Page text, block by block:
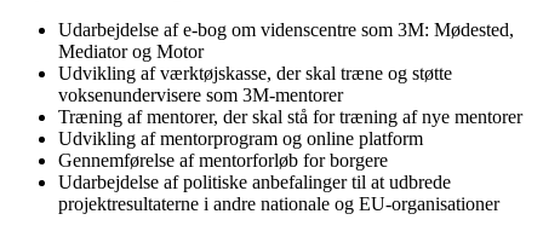
Udarbejdelse af e-bog om videnscentre som 3M: Mødested,
Mediator og Motor
Udvikling af værktøjskasse, der skal træne og støtte
voksenundervisere som 3M-mentorer
Træning af mentorer, der skal stå for træning af nye mentorer
Udvikling af mentorprogram og online platform
Gennemførelse af mentorforløb for borgere
Udarbejdelse af politiske anbefalinger til at udbrede
projektresultaterne i andre nationale og EU-organisationer